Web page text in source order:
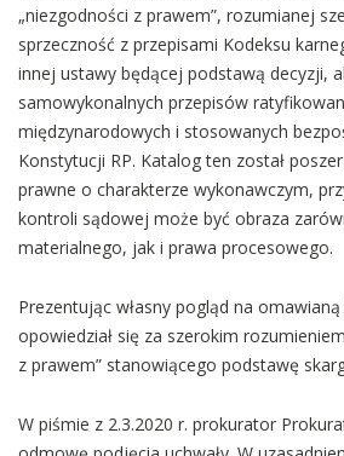
„niezgodności z prawem”, rozumianej
sprzeczność z przepisami Kodeksu
innej ustawy będącej podstawą decyzji,
samowykonalnych przepisów
międzynarodowych i stosowanych
Konstytucji RP. Katalog ten został
prawne o charakterze wykonawczym,
kontroli sądowej może być obraza
materialnego, jak i prawa procesowego.
Prezentując własny pogląd na
opowiedział się za szerokim
z prawem” stanowiącego podstawę
W piśmie z 2.3.2020 r. prokurator